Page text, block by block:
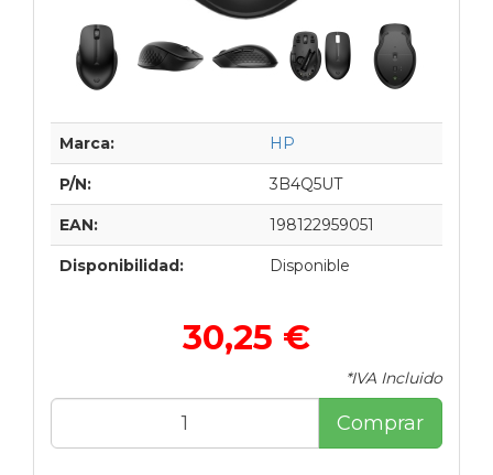
Marca: HP
P/N: 3B4Q5UT
EAN: 198122959051
Disponibilidad: Disponible
30,25 €
*IVA Incluido
Comprar